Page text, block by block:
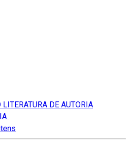
DE AUTORIA